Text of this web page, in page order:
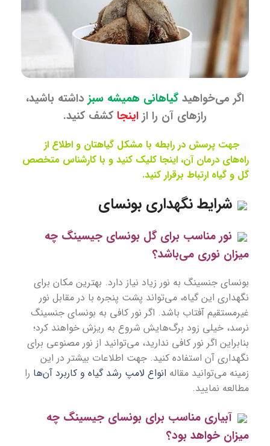
اگر می‌خواهید گیاهانی همیشه سبزداشته باشید،
رازهای آن را از اینجا کشف کنید.
جهت پرسش در رابطه با مشکل گیاهتان و اطلاع از
راه‌های درمان آن، اینجا کلیک کنید و با کارشناس متخصص
گل و گیاه ارتباط برقرار کنید.
شرایط نگهداری بونسای
نور مناسب برای گل بونسای جیسینگ چه
میزان نوری می‌باشد؟
بونسای جنسینگ به نور زیاد نیاز دارد. بهترین مکان برای
نگهداری این گیاه، می‌تواند پشت پنجره با در مقابل نور
غیرمستقیم آفتاب باشد. اگر نور کافی به بونسای جنسینگ
نرسد، خیلی زود برگ‌هایش شروع به ریزش خواهند کرد؛
بنابراین اگر نور کافی ندارید، می‌توانید از نور مصنوعی برای
نگهداری آن استفاده کنید. جهت اطلاعات بیشتر در این
زمینه می‌توانید مقاله انواع لامپ رشد گیاه و کاربرد آن‌ها را
مطالعه نمایید.
آبیاری مناسب برای بونسای جیسینگ چه
میزان خواهد بود؟